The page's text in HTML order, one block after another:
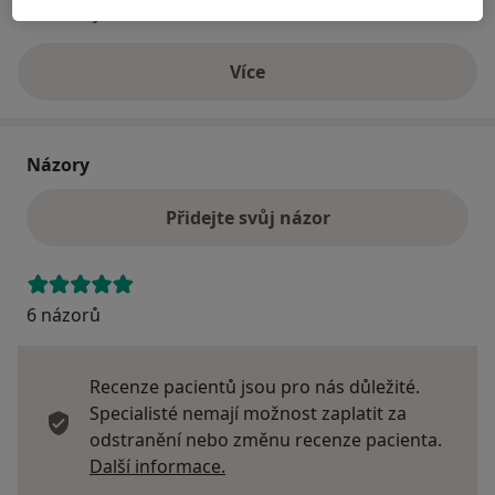
Víceo adrese
Názory
Přidejte svůj názor
6 názorů
Recenze pacientů jsou pro nás důležité.
Specialisté nemají možnost zaplatit za
odstranění nebo změnu recenze pacienta.
Další informace.